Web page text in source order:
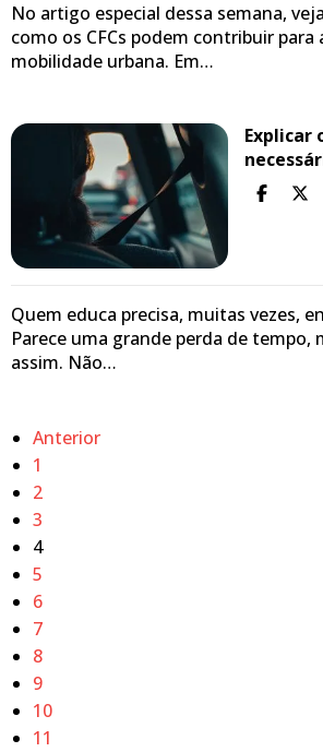
No artigo especial dessa semana,
como os CFCs podem contribuir para
mobilidade urbana. Em…
Explicar
Quem educa precisa, muitas vezes,
Parece uma grande perda de tempo,
assim. Não…
Anterior
1
2
3
4
5
6
7
8
9
10
11